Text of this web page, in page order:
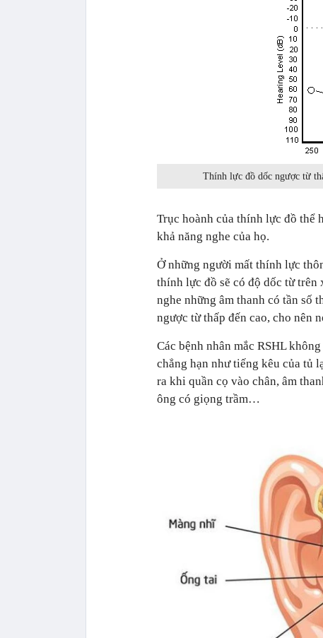
Thính lực đồ dốc ngược từ
Trục hoành của thính lực đồ thể
khả năng nghe của họ.
Ở những người mất thính lực
thính lực đồ sẽ có độ dốc từ
nghe những âm thanh có tần số
ngược từ thấp đến cao, cho nên
Các bệnh nhân mắc RSHL
chẳng hạn như tiếng kêu của tủ
ra khi quần cọ vào chân, âm
ông có giọng trầm…